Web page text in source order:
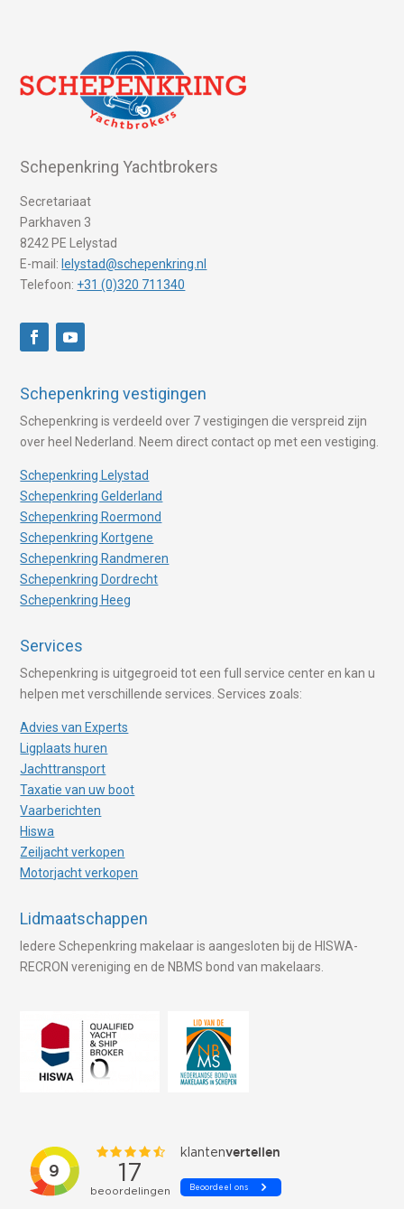
Schepenkring Yachtbrokers
Secretariaat
Parkhaven 3
8242 PE Lelystad
E-mail: lelystad@schepenkring.nl
Telefoon: +31 (0)320 711340
Schepenkring vestigingen
Schepenkring is verdeeld over 7 vestigingen die verspreid zijn
over heel Nederland. Neem direct contact op met een vestiging.
Schepenkring Lelystad
Schepenkring Gelderland
Schepenkring Roermond
Schepenkring Kortgene
Schepenkring Randmeren
Schepenkring Dordrecht
Schepenkring Heeg
Services
Schepenkring is uitgegroeid tot een full service center en kan u
helpen met verschillende services. Services zoals:
Advies van Experts
Ligplaats huren
Jachttransport
Taxatie van uw boot
Vaarberichten
Hiswa
Zeiljacht verkopen
Motorjacht verkopen
Lidmaatschappen
Iedere Schepenkring makelaar is aangesloten bij de HISWA-
RECRON vereniging en de NBMS bond van makelaars.